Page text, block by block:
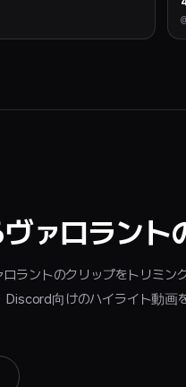
ァロラント
ラントのクリップをトリミン
Discord向けのハイライト動画